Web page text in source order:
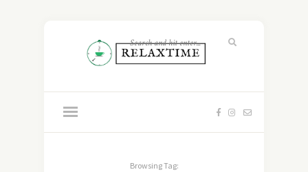
Browsing Tag: